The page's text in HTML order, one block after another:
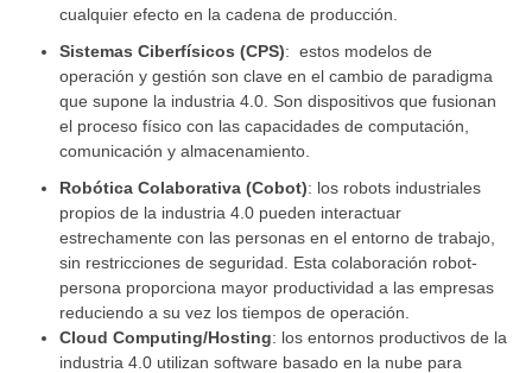
cualquier efecto en la cadena de producción.
Sistemas Ciberfísicos (CPS): estos modelos de
operación y gestión son clave en el cambio de paradigma
que supone la industria 4.0. Son dispositivos que fusionan
el proceso físico con las capacidades de computación,
comunicación y almacenamiento.
Robótica Colaborativa (Cobot): los robots industriales
propios de la industria 4.0 pueden interactuar
estrechamente con las personas en el entorno de trabajo,
sin restricciones de seguridad. Esta colaboración robot-
persona proporciona mayor productividad a las empresas
reduciendo a su vez los tiempos de operación.
Cloud Computing/Hosting: los entornos productivos de la
industria 4.0 utilizan software basado en la nube para